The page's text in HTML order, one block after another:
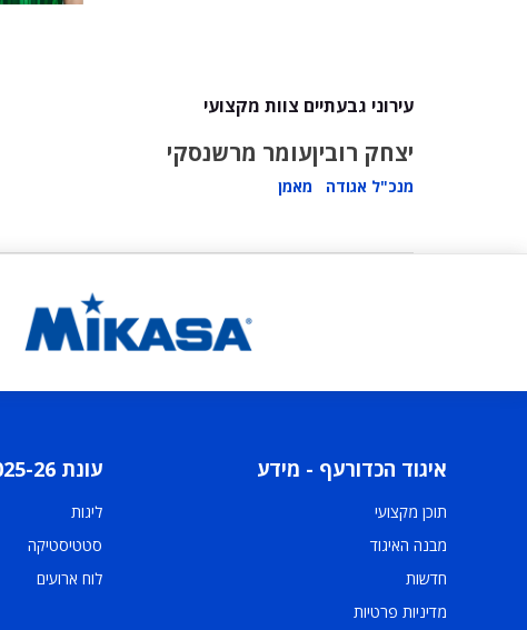
עירוני גבעתיים צוות מקצועי
יצחק רובין
מנכ"ל אגודה
עומר מרשנסקי
מאמן
איגוד הכדורעף - מידע
תוכן מקצועי
מבנה האיגוד
חדשות
מדיניות פרטיות
עונת 2025-26
ליגות
סטטיסטיקה
לוח ארועים